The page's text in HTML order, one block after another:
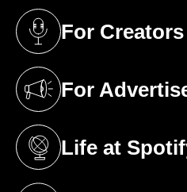
For Creators
(opens in a new
For
(opens in a new
Life at
(opens in a new